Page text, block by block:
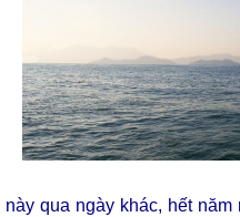
này qua ngày khác, hết